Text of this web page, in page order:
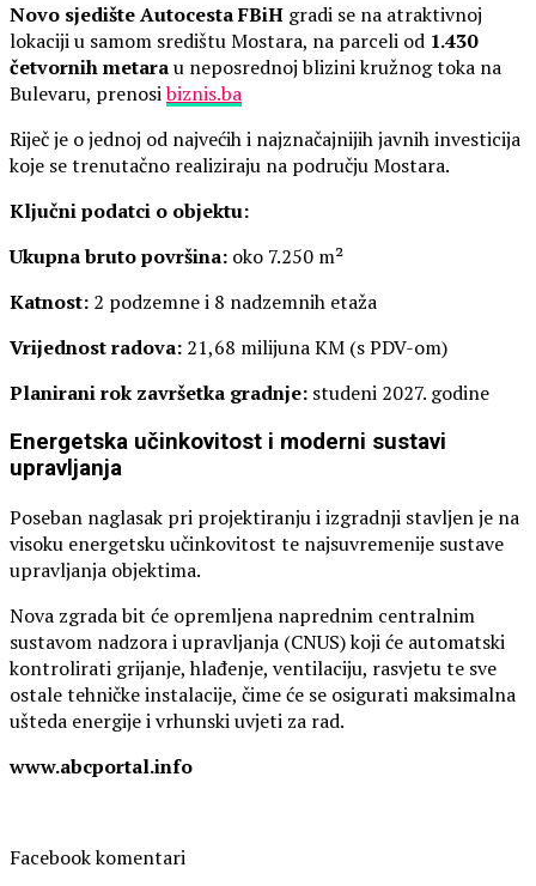
Novo sjedište Autocesta FBiH gradi se na atraktivnoj
lokaciji u samom središtu Mostara, na parceli od 1.430
četvornih metarau neposrednoj blizini kružnog toka na
Bulevaru, prenosibiznis.ba
Riječ je o jednoj od najvećih i najznačajnijih javnih investicija
koje se trenutačno realiziraju na području Mostara.
Ključni podatci o objektu:
Ukupna bruto površina: oko 7.250 m²
Katnost: 2 podzemne i 8 nadzemnih etaža
Vrijednost radova: 21,68 milijuna KM (s PDV-om)
Planirani rok završetka gradnje: studeni 2027. godine
Energetska učinkovitost i moderni sustavi
upravljanja
Poseban naglasak pri projektiranju i izgradnji stavljen je na
visoku energetsku učinkovitost te najsuvremenije sustave
upravljanja objektima.
Nova zgrada bit će opremljena naprednim centralnim
sustavom nadzora i upravljanja (CNUS) koji će automatski
kontrolirati grijanje, hlađenje, ventilaciju, rasvjetu te sve
ostale tehničke instalacije, čime će se osigurati maksimalna
ušteda energije i vrhunski uvjeti za rad.
www.abcportal.info
Facebook komentari